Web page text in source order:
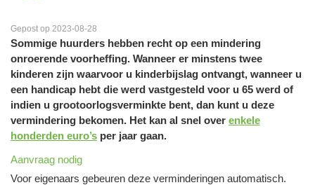
Gepost op 2023-08-28
Sommige huurders hebben recht op een mindering
onroerende voorheffing. Wanneer er minstens twee
kinderen zijn waarvoor u kinderbijslag ontvangt, wanneer u
een handicap hebt die werd vastgesteld voor u 65 werd of
indien u grootoorlogsverminkte bent, dan kunt u deze
vermindering bekomen. Het kan al snel over enkele
honderden euro’s per jaar gaan.
Aanvraag nodig
Voor eigenaars gebeuren deze verminderingen automatisch.